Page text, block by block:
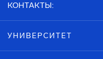
КОНТАКТЫ:
УНИВЕРСИТЕТ